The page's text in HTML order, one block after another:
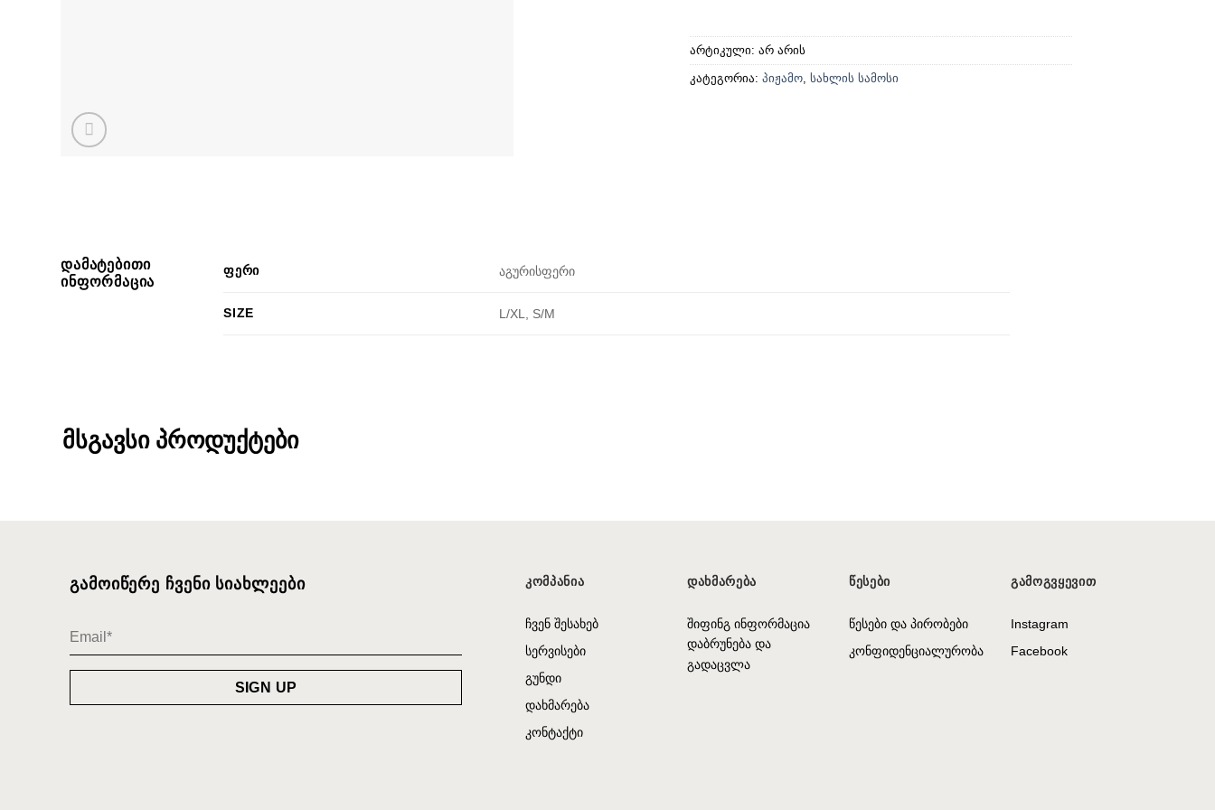
არტიკული: არ არის
კატეგორია: პიჟამო, სახლის სამოსი
ᲓᲐᲛᲐᲢᲔᲑᲘᲗᲘ
ᲘᲜᲤᲝᲠᲛᲐᲪᲘᲐ
ᲤᲔᲠᲘ აგურისფერი
SIZE L/XL, S/M
მსგავსი პროდუქტები
ᲒᲐᲛᲝᲘᲬᲔᲠᲔ ᲩᲕᲔᲜᲘ ᲡᲘᲐᲮᲚᲔᲔᲑᲘ ᲙᲝᲛᲞᲐᲜᲘᲐ
ჩვენ შესახებ
სერვისები
გუნდი
დახმარება
კონტაქტი
ᲓᲐᲮᲛᲐᲠᲔᲑᲐ
შიფინგ ინფორმაცია
დაბრუნება და
გადაცვლა
ᲬᲔᲡᲔᲑᲘ
წესები და პირობები
კონფიდენციალურობა
ᲒᲐᲛᲝᲒᲕᲧᲔᲕᲘᲗ
Instagram
Facebook